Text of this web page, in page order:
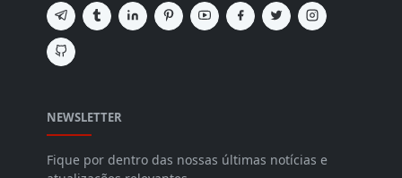
NEWSLETTER
Fique por dentro das nossas últimas notícias e